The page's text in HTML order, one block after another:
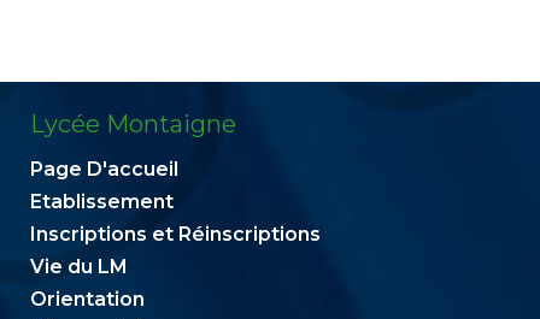
Lycée Montaigne
Page D'accueil
Etablissement
Inscriptions et Réinscriptions
Vie du LM
Orientation